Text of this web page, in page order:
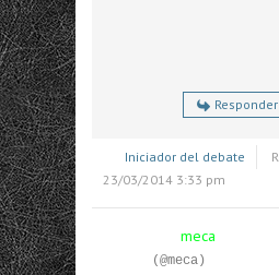
Responder
Iniciador del debate
23/03/2014 3:33 pm
meca
(@meca)